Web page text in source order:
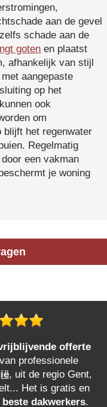
aan de gevel
schade aan de
goten en plaatst
afhankelijk van stijl
aangepaste
op het
ook
om
blijft het regenwater
Regelmatig
een vakman
je woning
offerte
van professionele
, uit de regio Gent,
Het is gratis en
beste dakwerkers.